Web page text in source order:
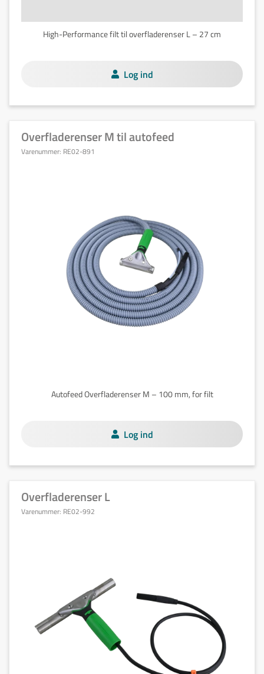
High-Performance filt til overfladerenser L – 27 cm
Log ind
Overfladerenser M til autofeed
Varenummer: RE02-891
Autofeed Overfladerenser M – 100 mm, for filt
Log ind
Overfladerenser L
Varenummer: RE02-992